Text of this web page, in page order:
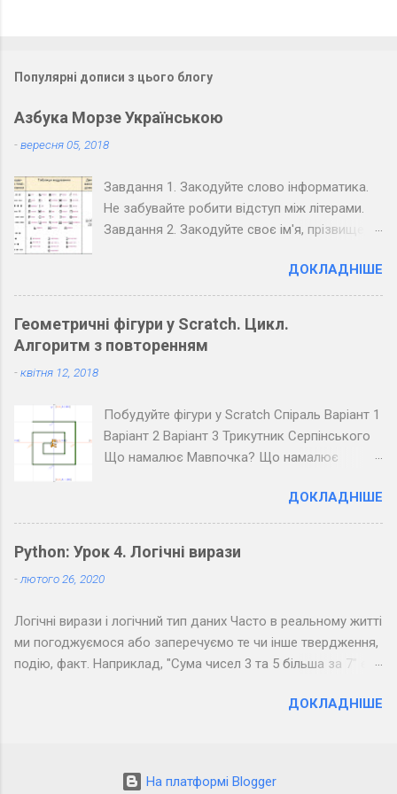
Популярні дописи з цього блогу
Азбука Морзе Українською
-вересня 05, 2018
Завдання 1. Закодуйте слово інформатика.
Не забувайте робити відступ між літерами.
Завдання 2. Закодуйте своє ім'я, прізвище,
3. Закодуйте повідомлення, обміняйтеся
зошитами зі своїм товаришем по парті та
розкодуйте повідомлення товариша.
Запишіть розкодоване повідомлення.
Завдання 4. Закодуйте повідомлення для
паузи між буквами, ще довші між словами).
Розкодуйте повідомлення своїх товаришів.
ДОКЛАДНІШЕ
Геометричні фігури у Scratch. Цикл.
Алгоритм з повторенням
-квітня 12, 2018
Побудуйте фігури у Scratch Спіраль Варіант 1
Варіант 2 Варіант 3 Трикутник Серпінського
Що намалює Мавпочка? Що намалює
ДОКЛАДНІШЕ
Python: Урок 4. Логічні вирази
- лютого 26, 2020
Логічні вирази і логічний тип даних Часто в реальному житті
ми погоджуємося або заперечуємо те чи інше твердження,
подію, факт. Наприклад, "Сума чисел 3 та 5 більша за 7" є
хибним. Можна помітити, що з точки зору логіки подібні
програмуванні: якщо результатом обчислення виразу може
ДОКЛАДНІШЕ
На платформі Blogger